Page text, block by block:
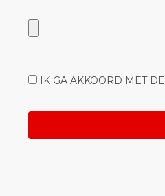
IK GA AKKOORD MET DE